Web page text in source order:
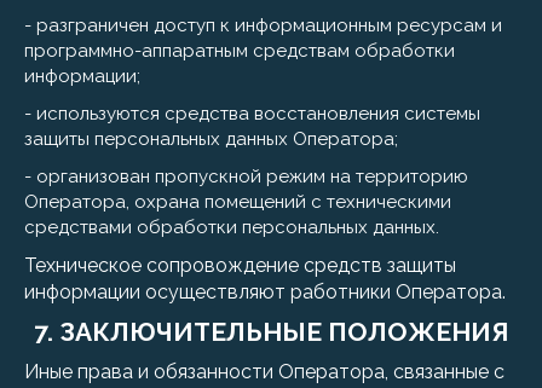
- разграничен доступ к информационным ресурсам и
программно-аппаратным средствам обработки
информации;
- используются средства восстановления системы
защиты персональных данных Оператора;
- организован пропускной режим на территорию
Оператора, охрана помещений с техническими
средствами обработки персональных данных.
Техническое сопровождение средств защиты
информации осуществляют работники Оператора.
7. ЗАКЛЮЧИТЕЛЬНЫЕ ПОЛОЖЕНИЯ
Иные права и обязанности Оператора, связанные с